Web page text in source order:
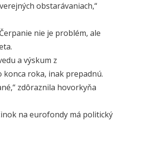
obstarávaniach,“
nie je problém, ale
a výskum z
roka, inak prepadnú.
zdôraznila hovorkyňa
na eurofondy má politický